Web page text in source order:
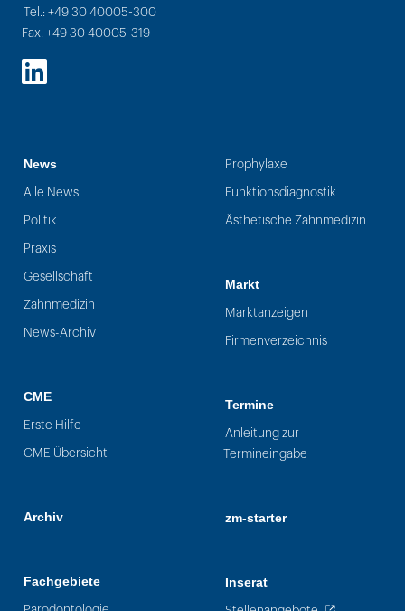
Tel.: +49 30 40005-300
Fax: +49 30 40005-319
LinkedIn
News
Alle News
Politik
Praxis
Gesellschaft
Zahnmedizin
News-Archiv
CME
Erste Hilfe
CME Übersicht
Archiv
Fachgebiete
Prophylaxe
Funktionsdiagnostik
Ästhetische Zahnmedizin
Markt
Marktanzeigen
Firmenverzeichnis
Termine
Anleitung zur
Termineingabe
zm-starter
Inserat